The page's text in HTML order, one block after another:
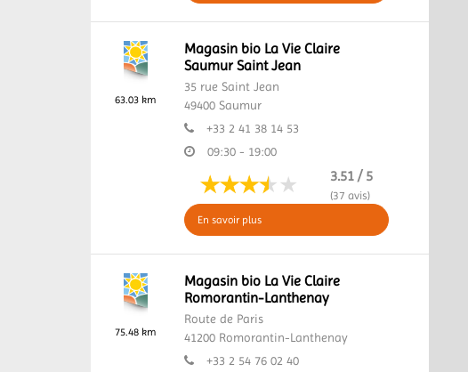
63.03 km
Magasin bio La Vie Claire
Saumur Saint Jean
35 rue Saint Jean
49400 Saumur
+33 2 41 38 14 53
09:30 - 19:00
3.51 / 5
(37 avis)
En savoir plus
75.48 km
Magasin bio La Vie Claire
Romorantin-Lanthenay
Route de Paris
41200 Romorantin-Lanthenay
+33 2 54 76 02 40